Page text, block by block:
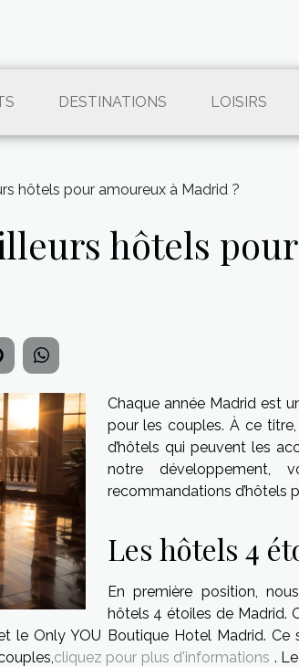
DESTINATIONS LOISIRS
hôtels pour amoureux à Madrid ?
hôtels
Chaque année Madrid est
pour les couples. À ce
d’hôtels qui peuvent les
notre développement,
recommandations d’hôtels
Les hôtels 4
En première position,
hôtels 4 étoiles de Madrid.
le Only YOU Boutique Hotel Madrid.
cliquez pour plus d'informations .